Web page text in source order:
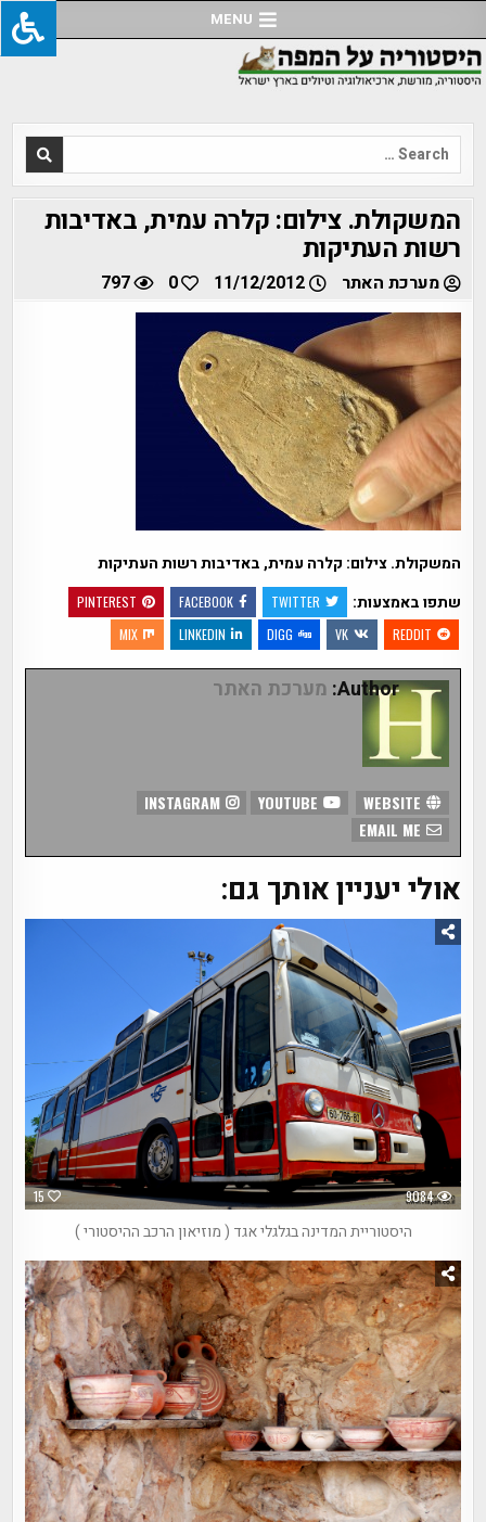
to
content
MENU
Search
for:
המשקולת. צילום: קלרה עמית, באדיבות
רשות העתיקות
מערכת האתר 11/12/2012
0
797
המשקולת. צילום: קלרה עמית, באדיבות רשות העתיקות
שתפו באמצעות:
TWITTER
FACEBOOK
PINTEREST
REDDIT
VK
DIGG
LINKEDIN
MIX
Author: מערכת האתר
INSTAGRAM
אולי יעניין אותך גם:
15 9084
היסטוריית המדינה בגלגלי אגד ( מוזיאון הרכב ההיסטורי )